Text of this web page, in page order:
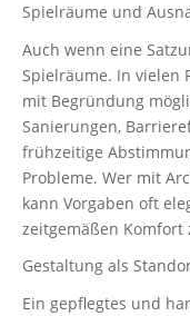
Spielräume und
Auch wenn eine
Spielräume. In vielen
mit Begründung
Sanierungen,
frühzeitige
Probleme. Wer mit
kann Vorgaben oft
zeitgemäßen Komfort
Gestaltung als
Ein gepflegtes und